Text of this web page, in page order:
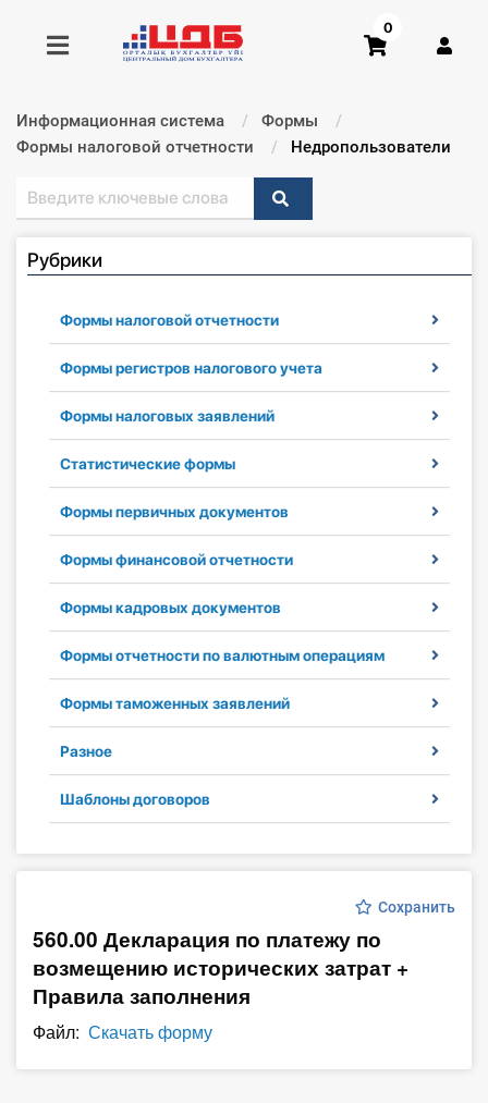
Получить консультацию
Купить доступ
Главная ИС
Формы
Консультации
Правовая база
Библиотека бухгалтера
Инструменты
Вебинары
Справочник бухгалтера
Участник ВЭД
Практика ИП
Кадры. Труд. Зарплата.
Интернет-магазин
О Системе
Обучение
0
Информационная система
Формы
Формы налоговой отчетности
Текущий:
Недропользователи
Рубрики
Формы налоговой отчетности
Формы регистров налогового учета
Формы налоговых заявлений
Статистические формы
Формы первичных документов
Формы финансовой отчетности
Формы кадровых документов
Формы отчетности по валютным операциям
Формы таможенных заявлений
Разное
Шаблоны договоров
Сохранить
560.00 Декларация по платежу по
возмещению исторических затрат +
Правила заполнения
Файл: Скачать форму